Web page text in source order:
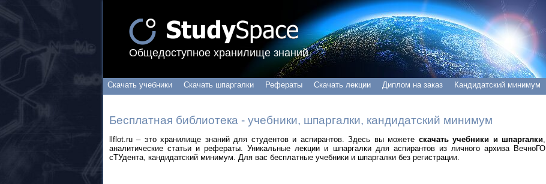
Общедоступное хранилище знаний
Скачать учебники Скачать шпаргалки Рефераты Скачать лекции Диплом на заказ Кандидатский минимум
Бесплатная библиотека - учебники, шпаргалки, кандидатский минимум
llflot.ru – это хранилище знаний для студентов и аспирантов. Здесь вы можете скачать учебники и шпаргалки
аналитические статьи и рефераты. Уникальные лекции и шпаргалки для аспирантов из личного архива ВечноГО
сТУдента, кандидатский минимум. Для вас бесплатные учебники и шпаргалки без регистрации.